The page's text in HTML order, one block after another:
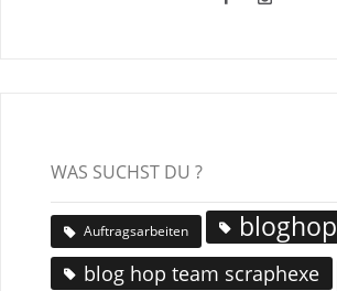
WAS SUCHST DU ?
Auftragsarbeiten bloghop
blog hop team scraphexe